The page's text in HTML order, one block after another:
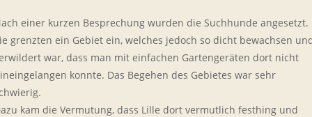
einer kurzen Besprechung wurden die Suchhunde angesetzt.
grenzten ein Gebiet ein, welches jedoch so dicht bewachsen
war, dass man mit einfachen Gartengeräten dort nicht
konnte. Das Begehen des Gebietes war sehr
kam die Vermutung, dass Lille dort vermutlich festhing und